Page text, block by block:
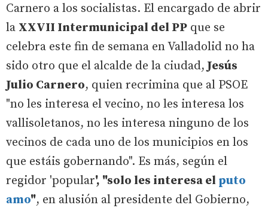
Carnero a los socialistas. El encargado de abrir
la XXVII Intermunicipal del PP que se
celebra este fin de semana en Valladolid no ha
sido otro que el alcalde de la ciudad, Jesús
Julio Carnero, quien recrimina que al PSOE
"no les interesa el vecino, no les interesa los
vallisoletanos, no les interesa ninguno de los
vecinos de cada uno de los municipios en los
que estáis gobernando". Es más, según el
regidor 'popular', "solo les interesa el puto
amo", en alusión al presidente del Gobierno,